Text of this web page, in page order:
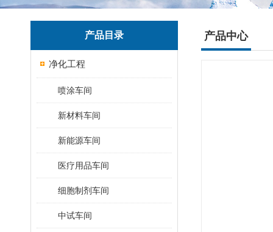
产品目录
净化工程
喷涂车间
新材料车间
新能源车间
医疗用品车间
细胞制剂车间
中试车间
产品中心